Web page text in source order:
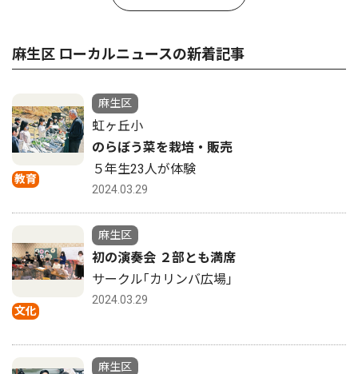
麻生区 ローカルニュースの新着記事
教育
麻生区
虹ヶ丘小
のらぼう菜を栽培・販売
５年生23人が体験
2024.03.29
文化
麻生区
初の演奏会 ２部とも満席
サークル｢カリンバ広場｣
2024.03.29
麻生区